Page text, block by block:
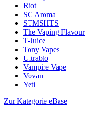
Riot
SC Aroma
STMSHTS
The Vaping Flavour
T-Juice
Tony Vapes
Ultrabio
Vampire Vape
Vovan
Yeti
Zur Kategorie eBase